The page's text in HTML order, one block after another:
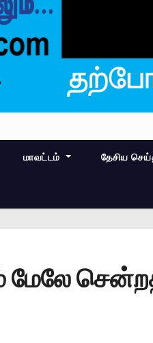
மாவட்டம் தேசிய
மேலே